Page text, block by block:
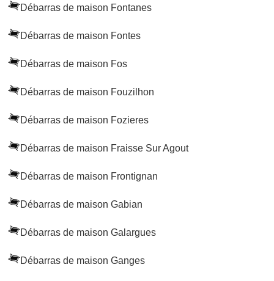
Débarras de maison Fontanes
Débarras de maison Fontes
Débarras de maison Fos
Débarras de maison Fouzilhon
Débarras de maison Fozieres
Débarras de maison Fraisse Sur Agout
Débarras de maison Frontignan
Débarras de maison Gabian
Débarras de maison Galargues
Débarras de maison Ganges